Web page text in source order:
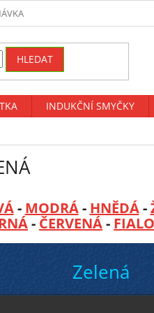
HLEDAT
INDUKČNÍ SMYČKY
- MODRÁ- HNĚDÁ-
- ČERVENÁ-
Zelená